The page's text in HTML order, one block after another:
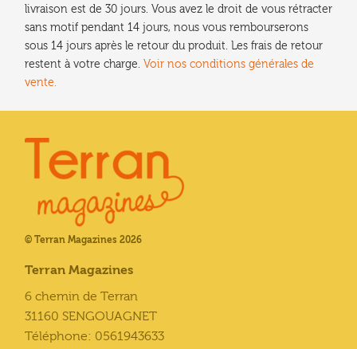
livraison est de 30 jours. Vous avez le droit de vous rétracter
sans motif pendant 14 jours, nous vous rembourserons
sous 14 jours après le retour du produit. Les frais de retour
restent à votre charge. Voir nos conditions générales de
vente.
© Terran Magazines 2026
Terran Magazines
6 chemin de Terran
31160 SENGOUAGNET
Téléphone: 0561943633